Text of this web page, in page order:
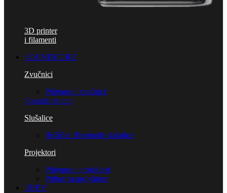
3D printer
i filamenti
SOUNDCORE
Zvučnici
Prijenosni zvučnici
Soundcore app
Slušalice
Bežične Bluetooth slušalice
Projektori
Prijenosni projektori
Pribor za projektore
EUFY